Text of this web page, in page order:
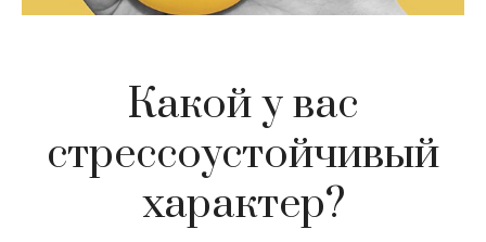
Какой у вас
стрессоустойчивый
характер?